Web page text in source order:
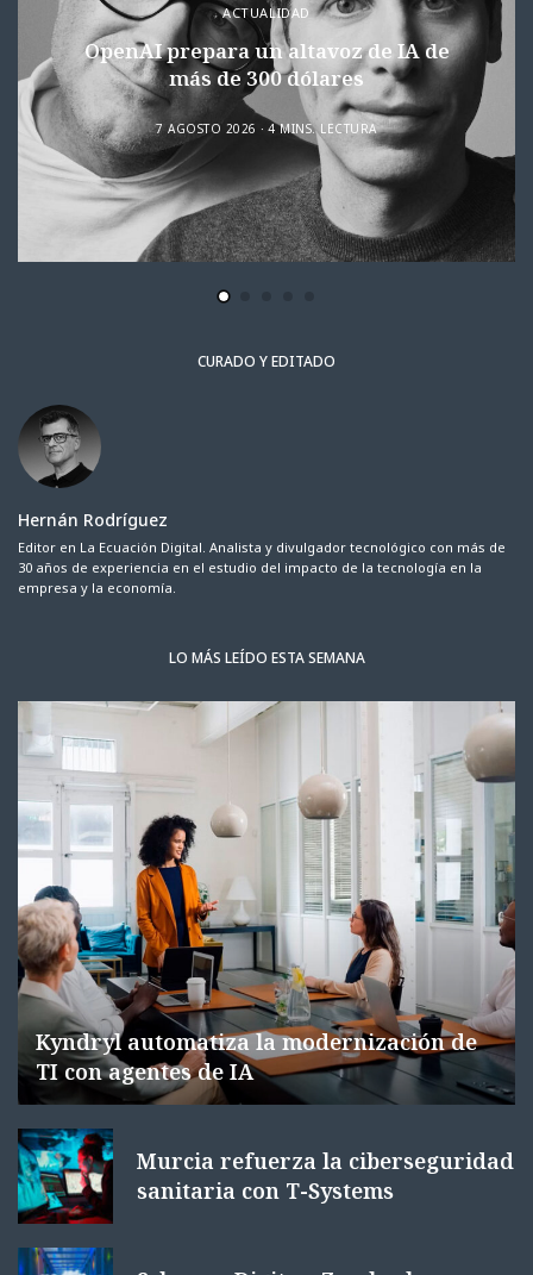
ACTUALIDAD
OpenAI prepara un altavoz de IA de
más de 300 dólares
7 AGOSTO 2026 4 MINS. LECTURA
CURADO Y EDITADO
Hernán Rodríguez
Editor en La Ecuación Digital. Analista y divulgador tecnológico con más de
30 años de experiencia en el estudio del impacto de la tecnología en la
empresa y la economía.
LO MÁS LEÍDO ESTA SEMANA
Kyndryl automatiza la modernización de
TI con agentes de IA
Murcia refuerza la ciberseguridad
sanitaria con T-Systems